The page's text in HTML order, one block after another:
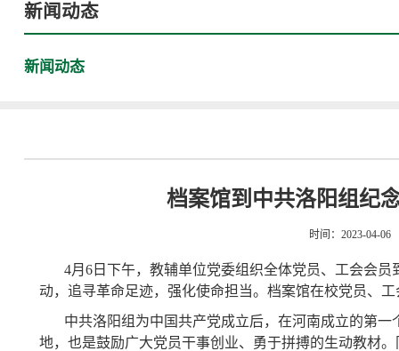
新闻动态
新闻动态
档案馆到中共洛阳组纪
时间：2023-
4月6日下午，教辅单位党委组织全体党员、工会会
动，追寻革命足迹，强化使命担当。档案馆在校党员、
中共洛阳组为中国共产党成立后，在河南成立的第
地，也是鼓励广大党员干事创业、勇于拼搏的生动教材